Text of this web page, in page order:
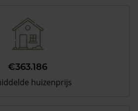
€363.186
huizenprijs